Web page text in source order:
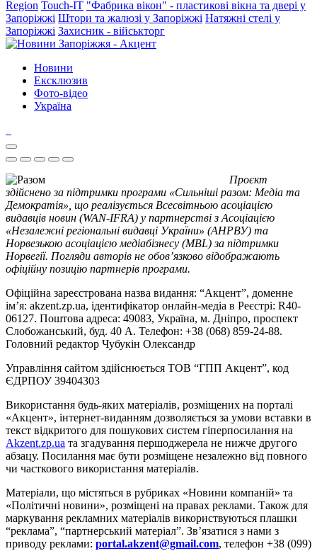
Region Touch-IT "Фабрика вікон" - пластикові вікна та двері у
Запоріжжі Штори та жалюзі у Запоріжжі Натяжні стелі у
Запоріжжі Захисник - військторг
Новини
Ексклюзив
Фото-відео
Україна
Проєкт
здійснено за підтримки програми «Сильніші разом: Медіа та
Демократія», що реалізується Всесвітньою асоціацією
видавців новин (WAN-IFRA) у партнерстві з Асоціацією
«Незалежні регіональні видавці України» (АНРВУ) та
Норвезькою асоціацією медіабізнесу (MBL) за підтримки
Норвегії. Погляди авторів не обов’язково відображають
офіційну позицію партнерів програми.
Офіційна зареєстрована назва видання: “Акцент”, доменне
ім’я: akzent.zp.ua, ідентифікатор онлайн-медіа в Реєстрі: R40-
06127. Поштова адреса: 49083, Україна, м. Дніпро, проспект
Слобожанський, буд. 40 А. Телефон: +38 (068) 859-24-88.
Головний редактор Чубукін Олександр
Управління сайтом здійснюється ТОВ “ГПП Акцент”, код
ЄДРПОУ 39404303
Використання будь-яких матеріалів, розміщених на порталі
«Акцент», інтернет-виданням дозволяється за умови вставки в
текст відкритого для пошукових систем гіперпосилання на
Akzent.zp.ua та згадування першоджерела не нижче другого
абзацу. Посилання має бути розміщене незалежно від повного
чи часткового використання матеріалів.
Матеріали, що містяться в рубриках «Новини компаній» та
«Політичні новини», розміщені на правах реклами. Також для
маркування рекламних матеріалів використвуються плашки
“реклама”, “партнерський матеріал”. Зв’язатися з нами з
приводу реклами: portal.akzent@gmail.com, телефон +38 (099)